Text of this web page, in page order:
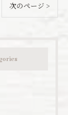
次のページ >